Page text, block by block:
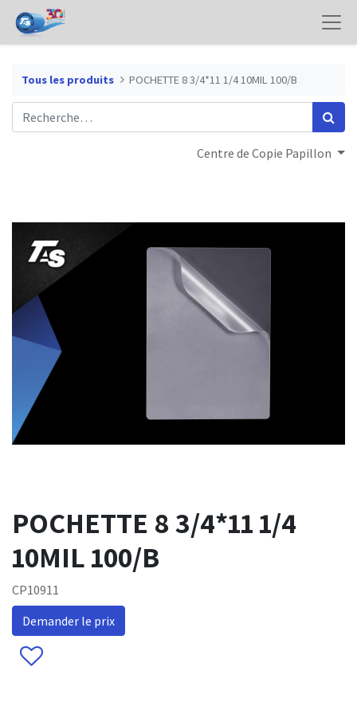
Tous les produits POCHETTE 8 3/4*11 1/4 10MIL 100/B
Centre de Copie Papillon
POCHETTE 8 3/4*11 1/4
10MIL 100/B
CP10911
Demander le prix